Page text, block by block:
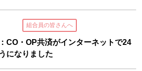
組合員の皆さんへ
CO・OP共済がインターネットで24
になりました